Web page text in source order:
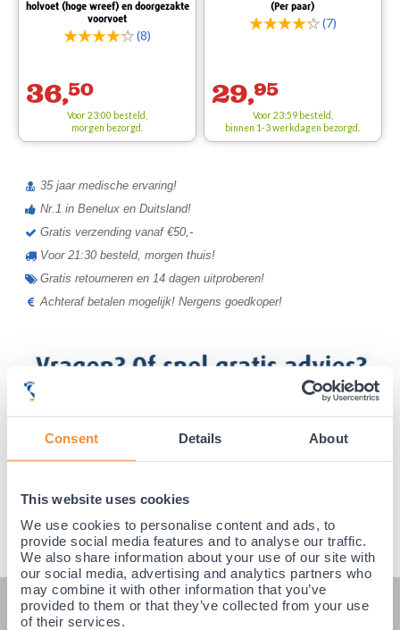
Consent Details About
This website uses cookies
We use cookies to personalise content and ads, to
provide social media features and to analyse our traffic.
We also share information about your use of our site with
our social media, advertising and analytics partners who
may combine it with other information that you’ve
provided to them or that they’ve collected from your use
of their services.
holvoet (hoge wreef) en doorgezakte
voorvoet
(8)
36,50
Voor 23:00 besteld,
morgen bezorgd.
(Per paar)
(7)
29,95
Voor 23:59 besteld,
binnen 1-3 werkdagen bezorgd.
35 jaar medische ervaring!
Nr.1 in Benelux en Duitsland!
Gratis verzending vanaf €50,-
Voor 21:30 besteld, morgen thuis!
Gratis retourneren en 14 dagen uitproberen!
Achteraf betalen mogelijk! Nergens goedkoper!
KLANTENSERVICE